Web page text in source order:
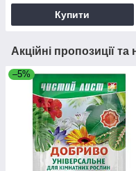
Купити
Акційні пропозиції та
–5%